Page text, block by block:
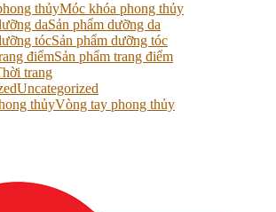
Móc khóa phong thủy
Sản phẩm dưỡng da
Sản phẩm dưỡng tóc
Sản phẩm trang điểm
trang
Uncategorized
Vòng tay phong thủy